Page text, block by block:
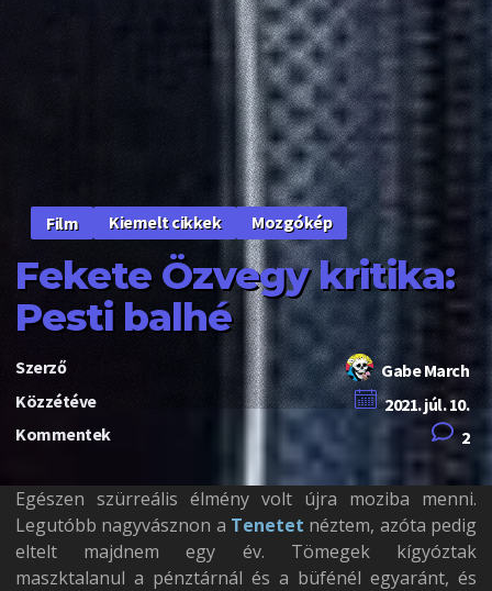
Film Kiemelt cikkek Mozgókép
Fekete Özvegy kritika:
Pesti balhé
Szerző
Gabe March
Közzétéve
2021. júl. 10.
Kommentek
2
Egészen szürreális élmény volt újra moziba menni.
Legutóbb nagyvásznon a Tenetet néztem, azóta pedig
eltelt majdnem egy év. Tömegek kígyóztak
maszktalanul a pénztárnál és a büfénél egyaránt, és